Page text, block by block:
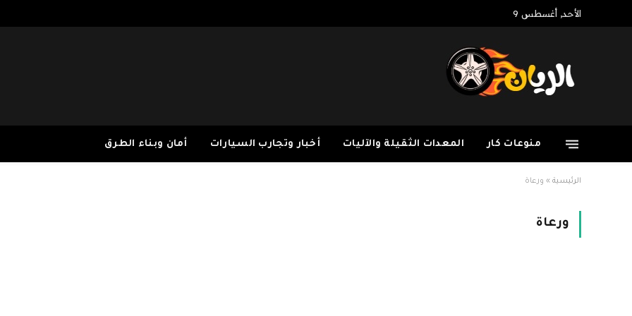
الأحد, أغسطس 9
منوعات كار المعدات الثقيلة والآليات أخبار وتجارب السيارات أمان وبناء الطرق
الرئيسية » ورعاة
ورعاة